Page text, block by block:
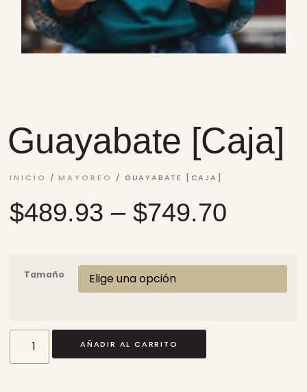
Guayabate [Caja]
INICIO /MAYOREO / GUAYABATE [CAJA]
$489.93 – $749.70
Tamaño
AÑADIR AL CARRITO